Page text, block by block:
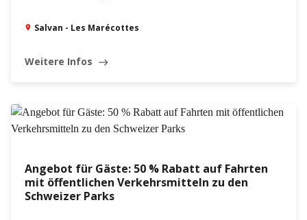
Salvan - Les Marécottes
Weitere Infos east
Angebot für Gäste: 50 % Rabatt auf Fahrten
mit öffentlichen Verkehrsmitteln zu den
Schweizer Parks